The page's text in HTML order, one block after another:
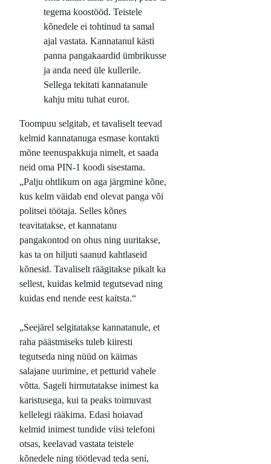
tegema koostööd. Teistele
kõnedele ei tohtinud ta samal
ajal vastata. Kannatanul kästi
panna pangakaardid ümbrikusse
ja anda need üle kullerile.
Sellega tekitati kannatanule
kahju mitu tuhat eurot.
Toompuu selgitab, et tavaliselt teevad
kelmid kannatanuga esmase kontakti
mõne teenuspakkuja nimelt, et saada
neid oma PIN-1 koodi sisestama.
„Palju ohtlikum on aga järgmine kõne,
kus kelm väidab end olevat panga või
politsei töötaja. Selles kõnes
teavitatakse, et kannatanu
pangakontod on ohus ning uuritakse,
kas ta on hiljuti saanud kahtlaseid
kõnesid. Tavaliselt räägitakse pikalt ka
sellest, kuidas kelmid tegutsevad ning
kuidas end nende eest kaitsta.“
„Seejärel selgitatakse kannatanule, et
raha päästmiseks tuleb kiiresti
tegutseda ning nüüd on käimas
salajane uurimine, et petturid vahele
võtta. Sageli hirmutatakse inimest ka
karistusega, kui ta peaks toimuvast
kellelegi rääkima. Edasi hoiavad
kelmid inimest tundide viisi telefoni
otsas, keelavad vastata teistele
kõnedele ning töötlevad teda seni,